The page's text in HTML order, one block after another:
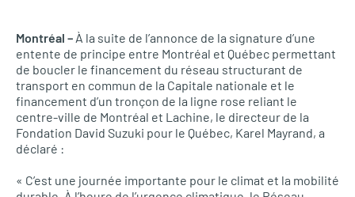
Montréal – À la suite de l’annonce de la signature d’une
entente de principe entre Montréal et Québec permettant
de boucler le financement du réseau structurant de
transport en commun de la Capitale nationale et le
financement d’un tronçon de la ligne rose reliant le
centre-ville de Montréal et Lachine, le directeur de la
Fondation David Suzuki pour le Québec, Karel Mayrand, a
déclaré :
« C’est une journée importante pour le climat et la mobilité